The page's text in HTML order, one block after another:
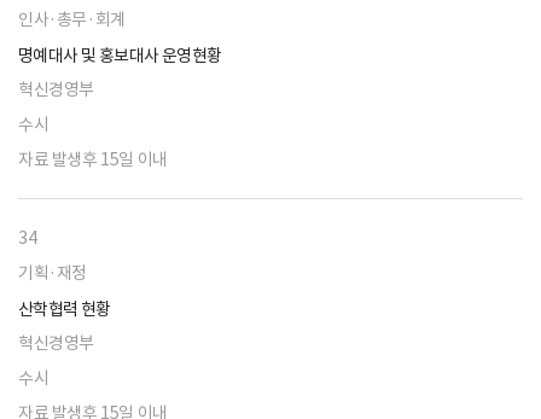
인사·총무·회계
명예대사 및 홍보대사 운영현황
혁신경영부
수시
자료 발생후 15일 이내
34
기획·재정
산학협력 현황
혁신경영부
수시
자료 발생후 15일 이내